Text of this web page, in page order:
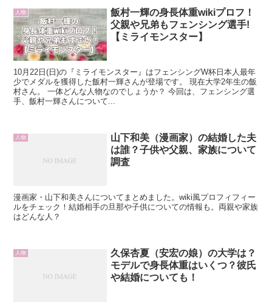
人物
飯村一輝の身長体重wikiプロフ！
父親や兄弟もフェンシング選手!
【ミライモンスター】
10月22日(日)の『ミライモンスター』はフェンシングW杯日本人最年
少でメダルを獲得した飯村一輝さんが登場です。 現在大学2年生の飯
村さん。 一体どんな人物なのでしょうか？ 今回は、フェンシング選
手、飯村一輝さんについて...
人物
山下和美（漫画家）の結婚した夫
は誰？子供や父親、家族について
調査
漫画家・山下和美さんについてまとめました。wiki風プロフィフィー
ルをチェック！結婚相手の旦那や子供についての情報も。両親や家族
はどんな人？
人物
久保杏夏（安宏の娘）の大学は？
モデルで身長体重はいくつ？彼氏
や結婚についても！